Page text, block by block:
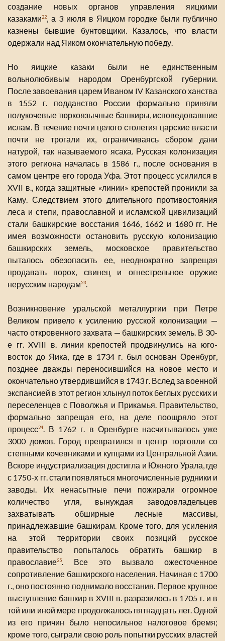
создание новых органов управления яицкими
казаками22, а 3 июля в Яицком городке были публично
казнены бывшие бунтовщики. Казалось, что власти
одержали над Яиком окончательную победу.
Но яицкие казаки были не единственным
вольнолюбивым народом Оренбургской губернии.
После завоевания царем Иваном IV Казанского ханства
в 1552 г. подданство России формально приняли
полукочевые тюркоязычные башкиры, исповедовавшие
ислам. В течение почти целого столетия царские власти
почти не трогали их, ограничиваясь сбором дани
натурой, так называемого ясака. Русская колонизация
этого региона началась в 1586 г., после основания в
самом центре его города Уфа. Этот процесс усилился в
XVII в., когда защитные «линии» крепостей проникли за
Каму. Следствием этого длительного противостояния
леса и степи, православной и исламской цивилизаций
стали башкирские восстания 1646, 1662 и 1680 гг. Не
имея возможности остановить русскую колонизацию
башкирских земель, московское правительство
пыталось обезопасить ее, неоднократно запрещая
продавать порох, свинец и огнестрельное оружие
нерусским народам23.
Возникновение уральской металлургии при Петре
Великом привело к усилению русской колонизации —
часто откровенного захвата — башкирских земель. В 30-
е гг. XVIII в. линии крепостей продвинулись на юго-
восток до Яика, где в 1734 г. был основан Оренбург,
позднее дважды переносившийся на новое место и
окончательно утвердившийся в 1743 г. Вслед за военной
экспансией в этот регион хлынул поток беглых русских и
переселенцев с Поволжья и Прикамья. Правительство,
формально запрещая его, на деле поощряло этот
процесс24. В 1762 г. в Оренбурге насчитывалось уже
3000 домов. Город превратился в центр торговли со
степными кочевниками и купцами из Центральной Азии.
Вскоре индустриализация достигла и Южного Урала, где
с 1750-х гг. стали появляться многочисленные рудники и
заводы. Их ненасытные печи пожирали огромное
количество угля, вынуждая заводовладельцев
захватывать обширные лесные массивы,
принадлежавшие башкирам. Кроме того, для усиления
на этой территории своих позиций русское
правительство попыталось обратить башкир в
православие25. Все это вызвало ожесточенное
сопротивление башкирского населения. Начиная с 1700
г., оно постоянно поднимало восстания. Первое крупное
выступление башкир в XVIII в. разразилось в 1705 г. и в
той или иной мере продолжалось пятнадцать лет. Одной
из его причин было непосильное налоговое бремя;
кроме того, сыграли свою роль попытки русских властей